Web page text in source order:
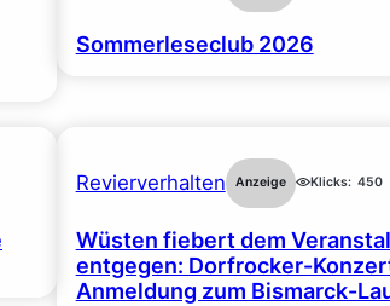
Sommerleseclub 2026
Revierverhalten Anzeige Klicks: 450
Wüsten fiebert dem
entgegen: Dorfrocker-
Anmeldung zum Bismarck-